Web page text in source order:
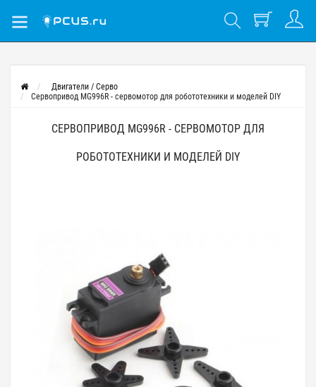
Двигатели / Серво
Сервопривод MG996R - сервомотор для робототехники и моделей DIY
СЕРВОПРИВОД MG996R - СЕРВОМОТОР ДЛЯ
РОБОТОТЕХНИКИ И МОДЕЛЕЙ DIY